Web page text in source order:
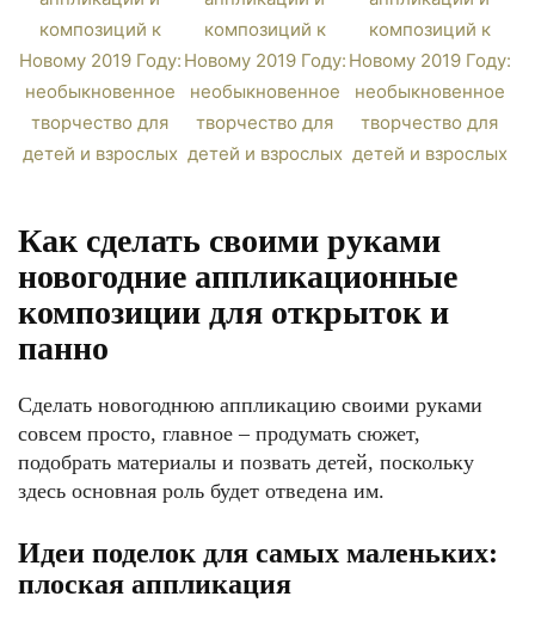
Как сделать своими руками
новогодние аппликационные
композиции для открыток и
панно
Сделать новогоднюю аппликацию своими руками
совсем просто, главное – продумать сюжет,
подобрать материалы и позвать детей, поскольку
здесь основная роль будет отведена им.
Идеи поделок для самых маленьких:
плоская аппликация